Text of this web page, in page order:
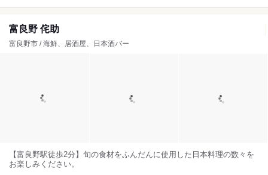
富良野 侘助
富良野市 / 海鮮、居酒屋、日本酒バー
【富良野駅徒歩2分】旬の食材をふんだんに使用した日本料理の数々を
お楽しみください。